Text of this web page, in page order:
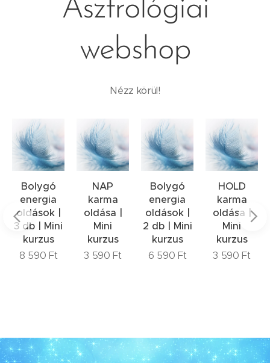
Asztrológiai
webshop
Nézz körül!
Bolygó
energia
oldások |
3 db | Mini
kurzus
8 590 Ft
NAP
karma
oldása |
Mini
kurzus
3 590 Ft
Bolygó
energia
oldások |
2 db | Mini
kurzus
6 590 Ft
HOLD
karma
oldása |
Mini
kurzus
3 590 Ft